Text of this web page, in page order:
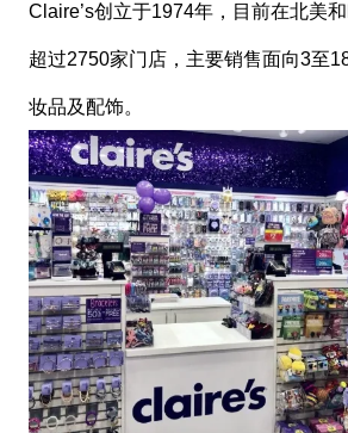
Claire’s创立于1974年，目前在北美
超过2750家门店，主要销售面向3至
妆品及配饰。